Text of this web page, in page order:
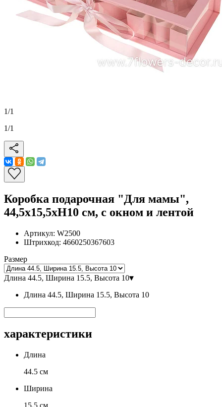
1/1
1/1
Коробка подарочная "Для мамы",
44,5x15,5xH10 см, с окном и лентой
Артикул: W2500
Штрихкод: 4660250367603
Размер
Длина 44.5, Ширина 15.5, Высота 10▾
Длина 44.5, Ширина 15.5, Высота 10
характеристики
Длина
44.5 см
Ширина